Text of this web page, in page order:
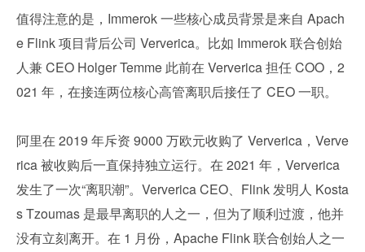
值得注意的是，Immerok 一些核心成员背景是来自 Apach
e Flink 项目背后公司 Ververica。比如 Immerok 联合创始
人兼 CEO Holger Temme 此前在 Ververica 担任 COO，2
021 年，在接连两位核心高管离职后接任了 CEO 一职。
阿里在 2019 年斥资 9000 万欧元收购了 Ververica，Verve
rica 被收购后一直保持独立运行。在 2021 年，Ververica
发生了一次“离职潮”。Ververica CEO、Flink 发明人 Kosta
s Tzoumas 是最早离职的人之一，但为了顺利过渡，他并
没有立刻离开。在 1 月份，Apache Flink 联合创始人之一